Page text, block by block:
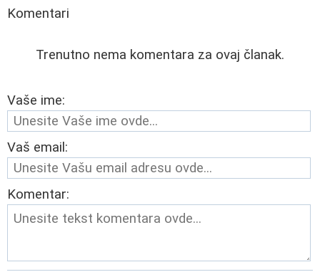
Komentari
Trenutno nema komentara za ovaj članak.
Vaše ime:
Vaš email:
Komentar: